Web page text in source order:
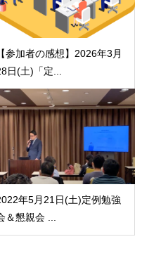
【参加者の感想】2026年3月
日(土)「定...
年5月21日(土)定例勉強
＆懇親会 ...